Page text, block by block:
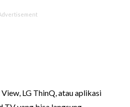
LG ThinQ, atau aplikasi